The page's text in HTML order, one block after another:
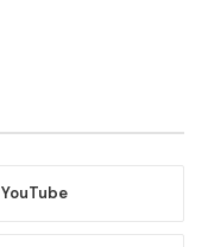
YouTube